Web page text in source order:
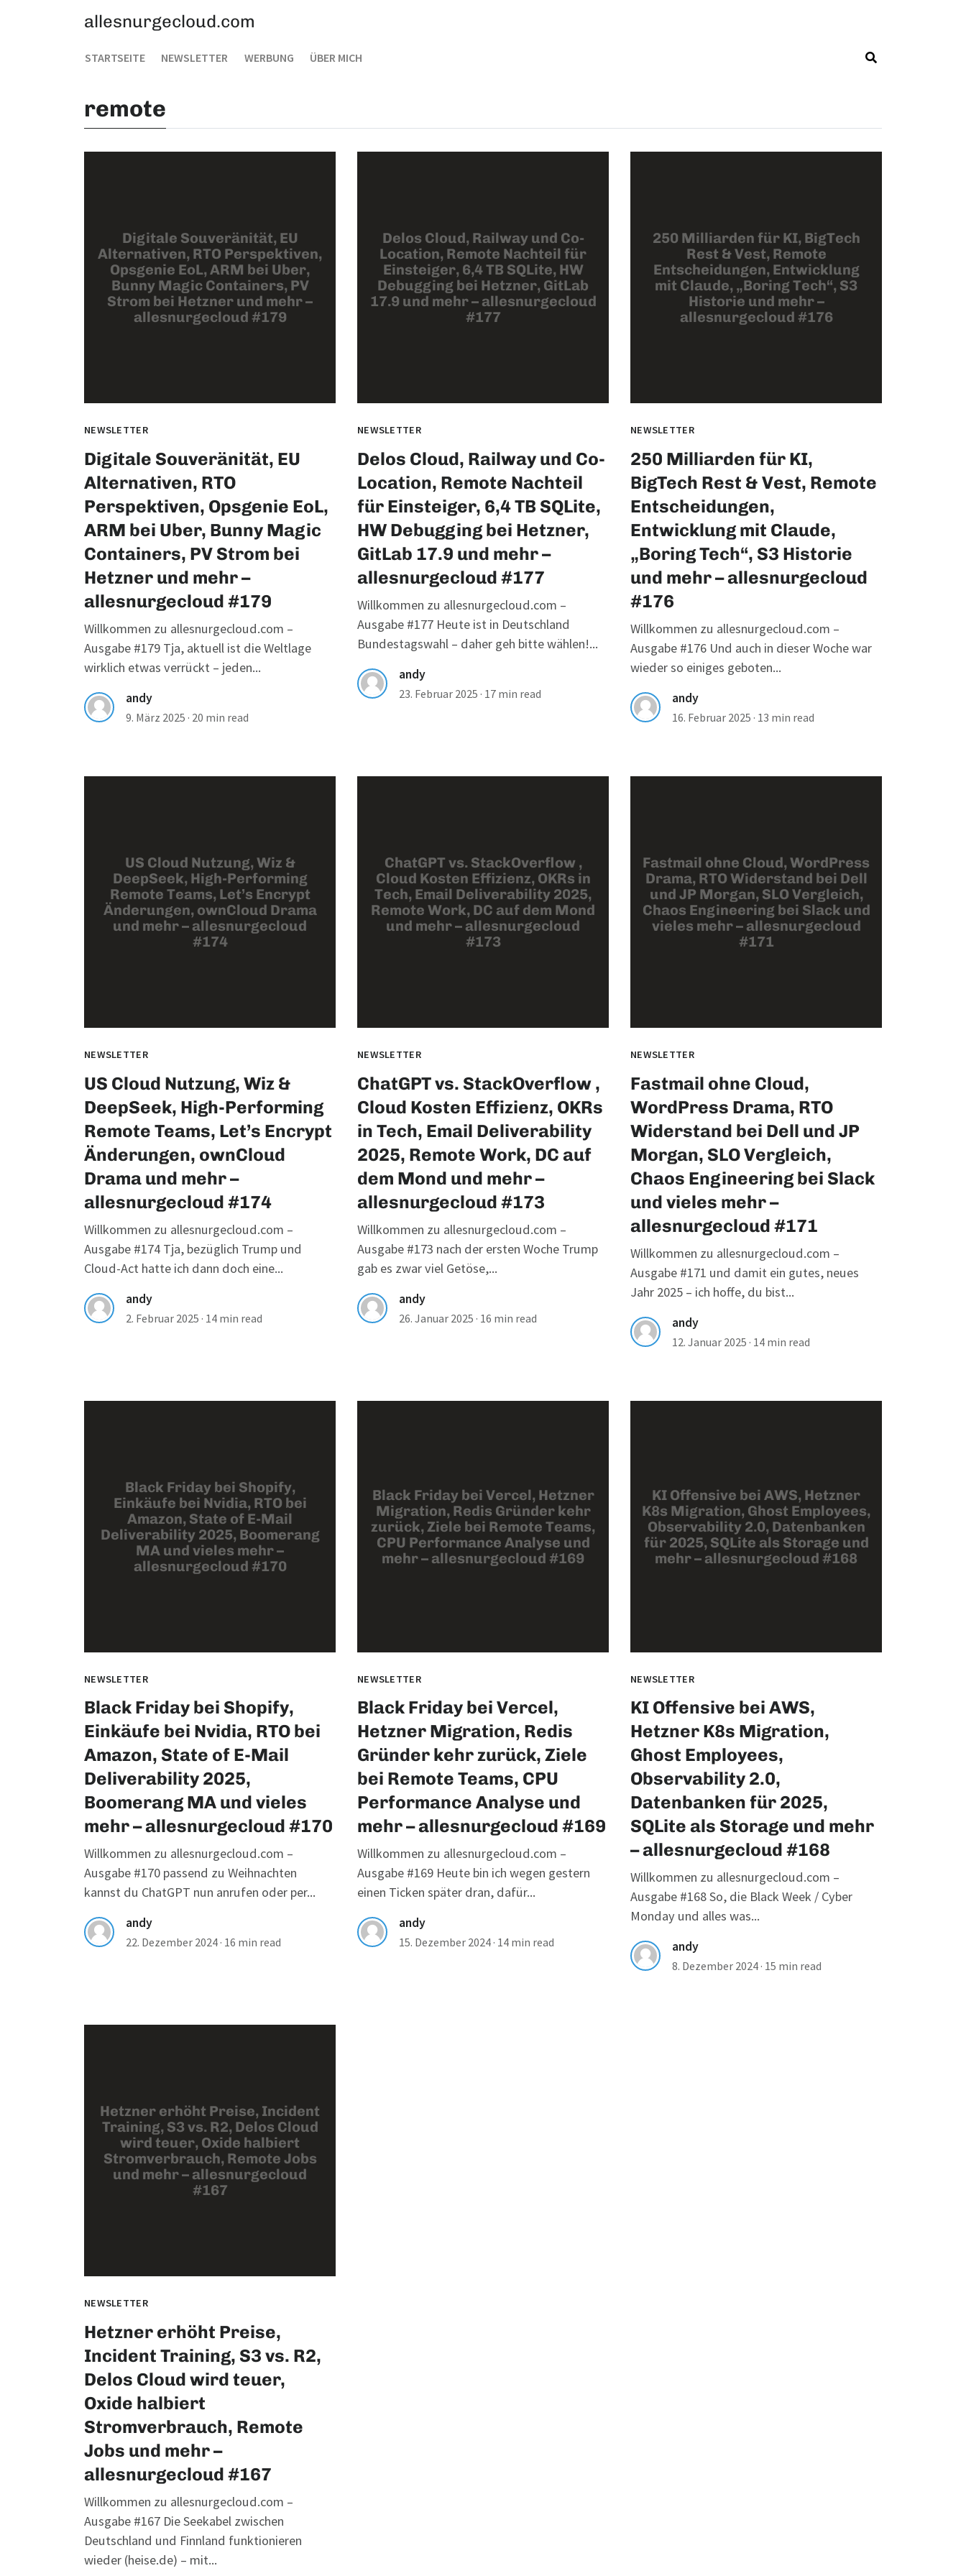
allesnurgecloud.com
STARTSEITE NEWSLETTER WERBUNG ÜBER MICH
remote
Digitale Souveränität, EU
Alternativen, RTO Perspektiven,
Opsgenie EoL, ARM bei Uber,
Bunny Magic Containers, PV
Strom bei Hetzner und mehr –
allesnurgecloud #179
NEWSLETTER
Digitale Souveränität, EU
Alternativen, RTO
Perspektiven, Opsgenie EoL,
ARM bei Uber, Bunny Magic
Containers, PV Strom bei
Hetzner und mehr –
allesnurgecloud #179
Willkommen zu allesnurgecloud.com –
Ausgabe #179 Tja, aktuell ist die Weltlage
wirklich etwas verrückt – jeden...
andy
9. März 2025 · 20 min read
Delos Cloud, Railway und Co-
Location, Remote Nachteil für
Einsteiger, 6,4 TB SQLite, HW
Debugging bei Hetzner, GitLab
17.9 und mehr – allesnurgecloud
#177
NEWSLETTER
Delos Cloud, Railway und Co-
Location, Remote Nachteil
für Einsteiger, 6,4 TB SQLite,
HW Debugging bei Hetzner,
GitLab 17.9 und mehr –
allesnurgecloud #177
Willkommen zu allesnurgecloud.com –
Ausgabe #177 Heute ist in Deutschland
Bundestagswahl – daher geh bitte wählen!...
andy
23. Februar 2025 · 17 min read
250 Milliarden für KI, BigTech
Rest & Vest, Remote
Entscheidungen, Entwicklung
mit Claude, „Boring Tech“, S3
Historie und mehr –
allesnurgecloud #176
NEWSLETTER
250 Milliarden für KI,
BigTech Rest & Vest, Remote
Entscheidungen,
Entwicklung mit Claude,
„Boring Tech“, S3 Historie
und mehr – allesnurgecloud
#176
Willkommen zu allesnurgecloud.com –
Ausgabe #176 Und auch in dieser Woche war
wieder so einiges geboten...
andy
16. Februar 2025 · 13 min read
US Cloud Nutzung, Wiz &
DeepSeek, High-Performing
Remote Teams, Let’s Encrypt
Änderungen, ownCloud Drama
und mehr – allesnurgecloud
#174
NEWSLETTER
US Cloud Nutzung, Wiz &
DeepSeek, High-Performing
Remote Teams, Let’s Encrypt
Änderungen, ownCloud
Drama und mehr –
allesnurgecloud #174
Willkommen zu allesnurgecloud.com –
Ausgabe #174 Tja, bezüglich Trump und
Cloud-Act hatte ich dann doch eine...
andy
2. Februar 2025 · 14 min read
ChatGPT vs. StackOverflow ,
Cloud Kosten Effizienz, OKRs in
Tech, Email Deliverability 2025,
Remote Work, DC auf dem Mond
und mehr – allesnurgecloud
#173
NEWSLETTER
ChatGPT vs. StackOverflow ,
Cloud Kosten Effizienz, OKRs
in Tech, Email Deliverability
2025, Remote Work, DC auf
dem Mond und mehr –
allesnurgecloud #173
Willkommen zu allesnurgecloud.com –
Ausgabe #173 nach der ersten Woche Trump
gab es zwar viel Getöse,...
andy
26. Januar 2025 · 16 min read
Fastmail ohne Cloud, WordPress
Drama, RTO Widerstand bei Dell
und JP Morgan, SLO Vergleich,
Chaos Engineering bei Slack und
vieles mehr – allesnurgecloud
#171
NEWSLETTER
Fastmail ohne Cloud,
WordPress Drama, RTO
Widerstand bei Dell und JP
Morgan, SLO Vergleich,
Chaos Engineering bei Slack
und vieles mehr –
allesnurgecloud #171
Willkommen zu allesnurgecloud.com –
Ausgabe #171 und damit ein gutes, neues
Jahr 2025 – ich hoffe, du bist...
andy
12. Januar 2025 · 14 min read
Black Friday bei Shopify,
Einkäufe bei Nvidia, RTO bei
Amazon, State of E-Mail
Deliverability 2025, Boomerang
MA und vieles mehr –
allesnurgecloud #170
NEWSLETTER
Black Friday bei Shopify,
Einkäufe bei Nvidia, RTO bei
Amazon, State of E-Mail
Deliverability 2025,
Boomerang MA und vieles
mehr – allesnurgecloud #170
Willkommen zu allesnurgecloud.com –
Ausgabe #170 passend zu Weihnachten
kannst du ChatGPT nun anrufen oder per...
andy
22. Dezember 2024 · 16 min read
Black Friday bei Vercel, Hetzner
Migration, Redis Gründer kehr
zurück, Ziele bei Remote Teams,
CPU Performance Analyse und
mehr – allesnurgecloud #169
NEWSLETTER
Black Friday bei Vercel,
Hetzner Migration, Redis
Gründer kehr zurück, Ziele
bei Remote Teams, CPU
Performance Analyse und
mehr – allesnurgecloud #169
Willkommen zu allesnurgecloud.com –
Ausgabe #169 Heute bin ich wegen gestern
einen Ticken später dran, dafür...
andy
15. Dezember 2024 · 14 min read
KI Offensive bei AWS, Hetzner
K8s Migration, Ghost Employees,
Observability 2.0, Datenbanken
für 2025, SQLite als Storage und
mehr – allesnurgecloud #168
NEWSLETTER
KI Offensive bei AWS,
Hetzner K8s Migration,
Ghost Employees,
Observability 2.0,
Datenbanken für 2025,
SQLite als Storage und mehr
– allesnurgecloud #168
Willkommen zu allesnurgecloud.com –
Ausgabe #168 So, die Black Week / Cyber
Monday und alles was...
andy
8. Dezember 2024 · 15 min read
Hetzner erhöht Preise, Incident
Training, S3 vs. R2, Delos Cloud
wird teuer, Oxide halbiert
Stromverbrauch, Remote Jobs
und mehr – allesnurgecloud
#167
NEWSLETTER
Hetzner erhöht Preise,
Incident Training, S3 vs. R2,
Delos Cloud wird teuer,
Oxide halbiert
Stromverbrauch, Remote
Jobs und mehr –
allesnurgecloud #167
Willkommen zu allesnurgecloud.com –
Ausgabe #167 Die Seekabel zwischen
Deutschland und Finnland funktionieren
wieder (heise.de) – mit...